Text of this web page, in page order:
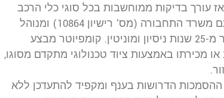
בנתניה הוקם ב-1992, ומאז עורך בדיקות ממוחשבות בכל סוגי כלי הרכב
הפרטיים וברכבי 4x4 המכון מורשה מטעם משרד התחבורה (מס' רישיון 10864) ומנוהל
על-ידי צבי צימרינג – בוחן רכב בעל יותר מ-25 שנות ניסיון ומוניטין. קומפיוטר מבצע
מכירתו באמצעות ציוד טכנולוגי מתקדם מסוגו,
ההסמכות הדרושות בענף ומקפיד להתעדכן ללא